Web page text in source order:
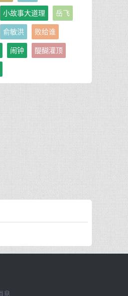
小故事大道理 岳飞
俞敏洪 败给谁
闹钟 醍醐灌顶